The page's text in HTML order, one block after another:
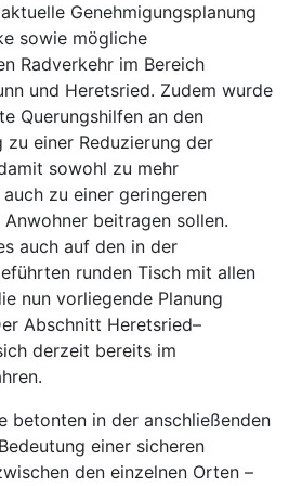
Genehmigungsplanung
sowie mögliche
Radverkehr im Bereich
und Heretsried. Zudem wurde
Querungshilfen an den
einer Reduzierung der
sowohl zu mehr
zu einer geringeren
beitragen sollen.
auch auf den in der
runden Tisch mit allen
nun vorliegende Planung
Abschnitt Heretsried–
derzeit bereits im
betonten in der anschließenden
einer sicheren
den einzelnen Orten –